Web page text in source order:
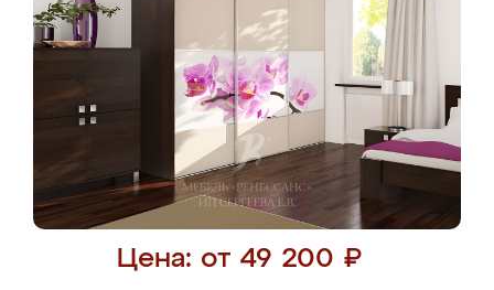
Цена: от 49 200 ₽